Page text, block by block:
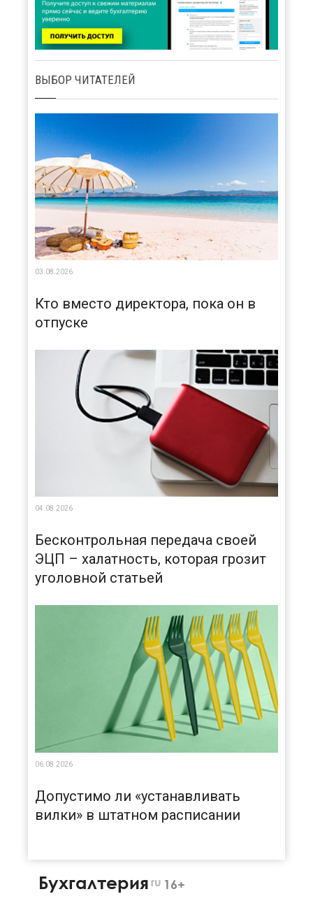
ВЫБОР ЧИТАТЕЛЕЙ
03.08.2026
Кто вместо директора, пока он в
отпуске
04.08.2026
Бесконтрольная передача своей
ЭЦП – халатность, которая грозит
уголовной статьей
06.08.2026
Допустимо ли «устанавливать
вилки» в штатном расписании
Бухгалтерия ru 16+